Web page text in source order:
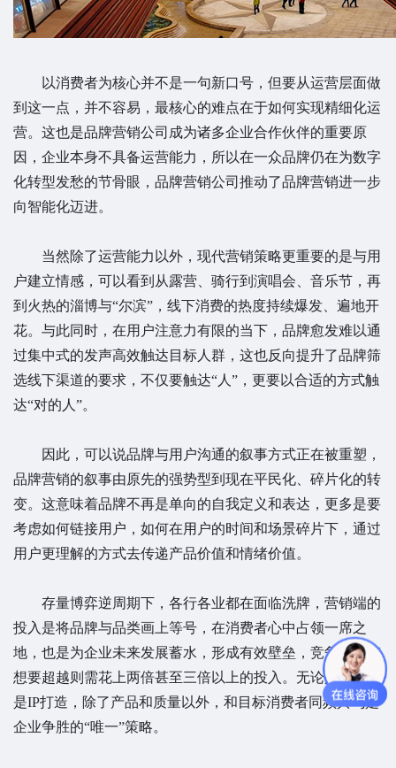
以消费者为核心并不是一句新口号，但要从运营层面做
到这一点，并不容易，最核心的难点在于如何实现精细化运
营。这也是品牌营销公司成为诸多企业合作伙伴的重要原
因，企业本身不具备运营能力，所以在一众品牌仍在为数字
化转型发愁的节骨眼，品牌营销公司推动了品牌营销进一步
向智能化迈进。
当然除了运营能力以外，现代营销策略更重要的是与用
户建立情感，可以看到从露营、骑行到演唱会、音乐节，再
到火热的淄博与“尔滨”，线下消费的热度持续爆发、遍地开
花。与此同时，在用户注意力有限的当下，品牌愈发难以通
过集中式的发声高效触达目标人群，这也反向提升了品牌筛
选线下渠道的要求，不仅要触达“人”，更要以合适的方式触
达“对的人”。
因此，可以说品牌与用户沟通的叙事方式正在被重塑，
品牌营销的叙事由原先的强势型到现在平民化、碎片化的转
变。这意味着品牌不再是单向的自我定义和表达，更多是要
考虑如何链接用户，如何在用户的时间和场景碎片下，通过
用户更理解的方式去传递产品价值和情绪价值。
存量博弈逆周期下，各行各业都在面临洗牌，营销端的
投入是将品牌与品类画上等号，在消费者心中占领一席之
地，也是为企业未来发展蓄水，形成有效壁垒，竞争对手若
想要超越则需花上两倍甚至三倍以上的投入。无论是营销还
是IP打造，除了产品和质量以外，和目标消费者同频共鸣是
企业争胜的“唯一”策略。